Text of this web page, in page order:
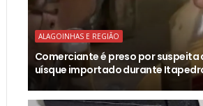
ALAGOINHAS E REGIÃO
Comerciante é preso por
uísque importado durante